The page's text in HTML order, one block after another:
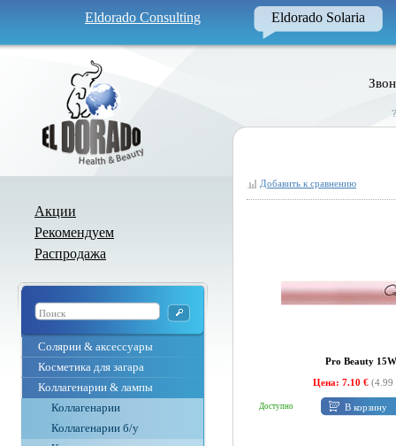
Eldorado Consulting Eldorado Solaria
Акции
Рекомендуем
Распродажа
Солярии & аксессуары
Косметика для загара
Коллагенарии & лампы
Коллагенарии
Коллагенарии б/у
Добавить к сравнению
Pro Beauty 15W
Цена: 7.10 € (4.99
Доступно В корзину